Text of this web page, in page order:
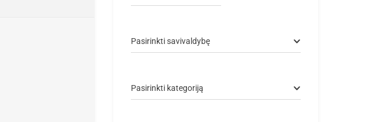
Pasirinkti savivaldybę
Pasirinkti kategoriją